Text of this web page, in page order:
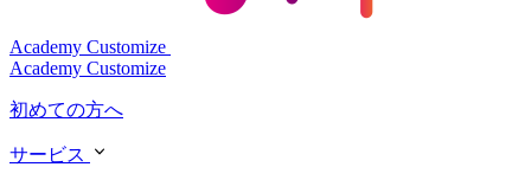
Academy Customize
Academy Customize
初めての方へ
サービス